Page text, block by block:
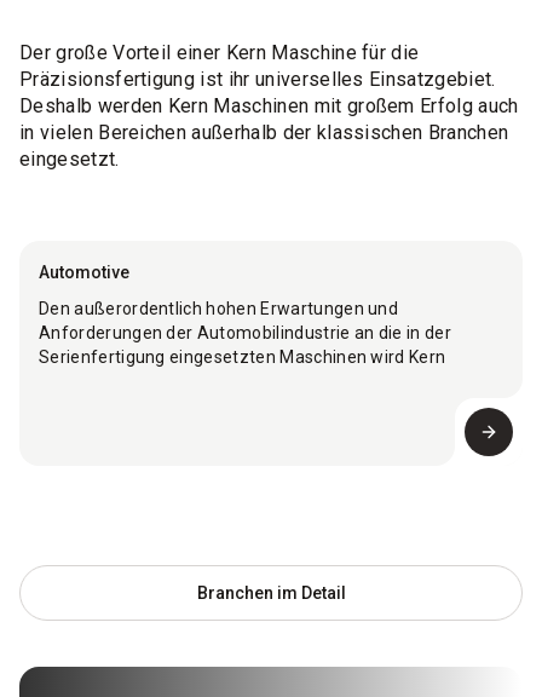
Der große Vorteil einer Kern Maschine für die
Präzisionsfertigung ist ihr universelles Einsatzgebiet.
Deshalb werden Kern Maschinen mit großem Erfolg auch
in vielen Bereichen außerhalb der klassischen Branchen
eingesetzt.
Automotive
Den außerordentlich hohen Erwartungen und
Anforderungen der Automobilindustrie an die in der
Serienfertigung eingesetzten Maschinen wird Kern
durch die Erfüllung höchster Qualitätsstandards sowie
extreme Prozessstabilität und Zuverlässigkeit aus und
Branchen im Detail